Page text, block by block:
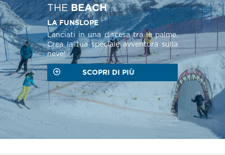
THE BEACH
LA FUNSLOPE
Lanciati in una discesa tra le palme.
Crea la tua speciale avventura sulla
neve!
SCOPRI DI PIÙ